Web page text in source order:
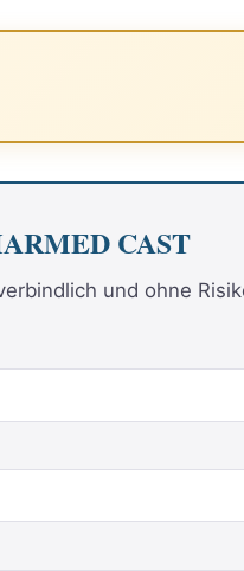
CAST
und ohne